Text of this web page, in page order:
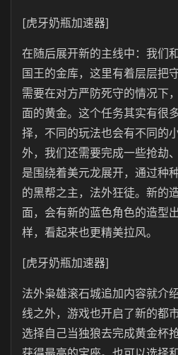
[虎牙奶瓶加速器]
在随后展开新的主线中：我们
国王的金库，这里有着层层把
需要在对方严防死守的情况下
面的黄金。这个任务其实有很
择，不同的玩法也会有不同的
外，我们还需要完成一些抢劫
是围绕着美元龙展开，通过种
的黑帮之主，法外狂徒。新的
面，会有新的蓝色角色的造型
样，看起来也更精美拉风。
[虎牙奶瓶加速器]
法外枭雄滚石城追加内容就介
线之外，游戏也开启了新的都
选择自己当独狼去完成黄金杯